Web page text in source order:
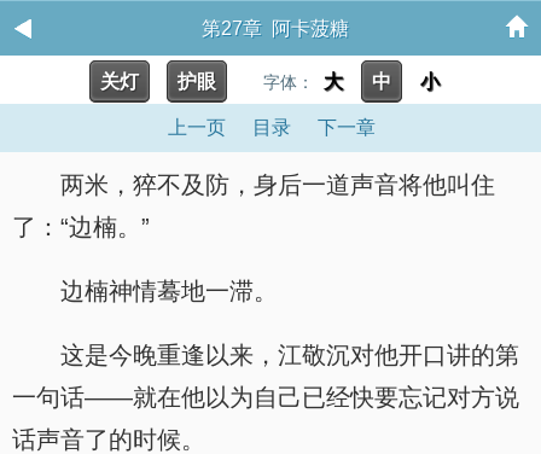
第27章 阿卡菠糖
关灯 护眼 字体： 大 中 小
上一页 目录 下一章
两米，猝不及防，身后一道声音将他叫住
了：“边楠。”
边楠神情蓦地一滞。
这是今晚重逢以来，江敬沉对他开口讲的第
一句话——就在他以为自己已经快要忘记对方说
话声音了的时候。